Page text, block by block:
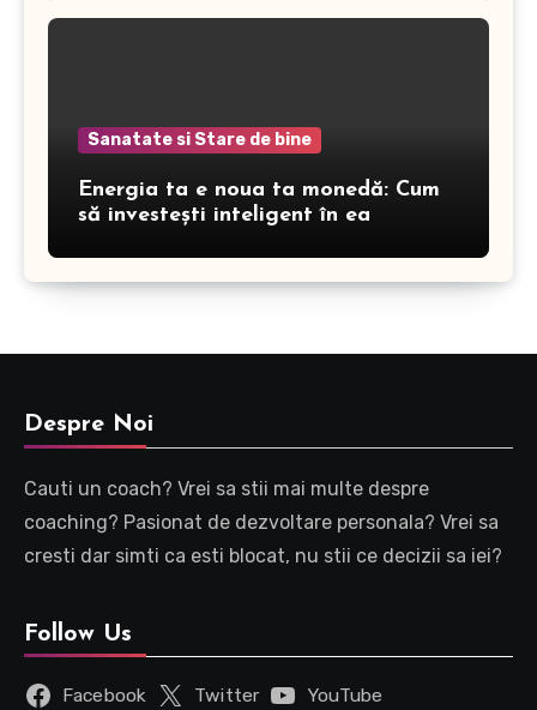
Sanatate si Stare de bine
Energia ta e noua ta monedă: Cum
să investești inteligent în ea
Despre Noi
Cauti un coach? Vrei sa stii mai multe despre
coaching? Pasionat de dezvoltare personala? Vrei sa
cresti dar simti ca esti blocat, nu stii ce decizii sa iei?
Follow Us
Facebook Twitter
YouTube